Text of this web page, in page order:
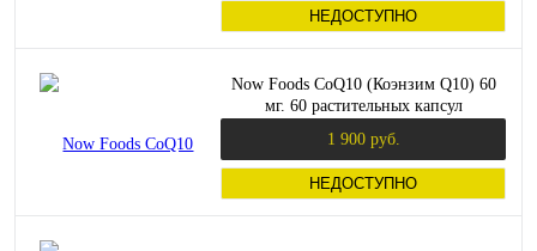
НЕДОСТУПНО
Now Foods CoQ10 (Коэнзим Q10) 60
мг. 60 растительных капсул
1 900 руб.
НЕДОСТУПНО